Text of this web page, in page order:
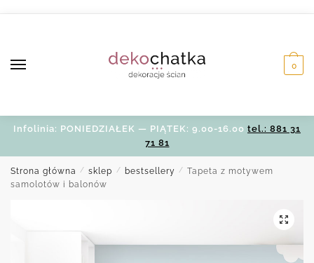
0
Infolinia: PONIEDZIAŁEK — PIĄTEK: 9.00-16.00 tel.: 881 31
71 81
Strona główna / sklep / bestsellery / Tapeta z motywem
samolotów i balonów